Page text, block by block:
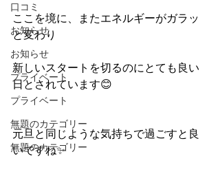
口コミ
お知らせ
お知らせ
プライベート
プライベート
無題のカテゴリー
無題のカテゴリー
ここを境に、またエネルギーがガラッ
と変わり
新しいスタートを切るのにとても良い
日とされています😊
元旦と同じような気持ちで過ごすと良
いですね✨